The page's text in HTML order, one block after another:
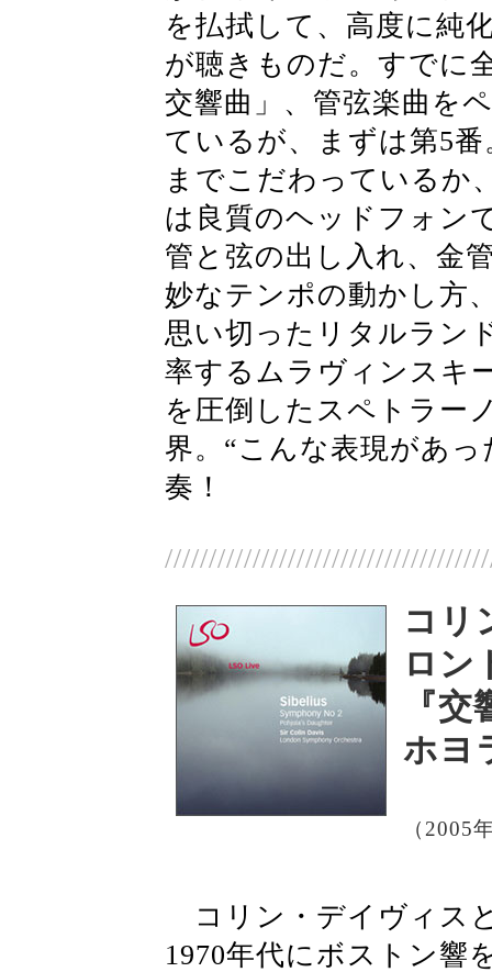
を払拭して、高度に純
が聴きものだ。すでに
交響曲」、管弦楽曲を
ているが、まずは第5
までこだわっているか
は良質のヘッドフォン
管と弦の出し入れ、金
妙なテンポの動かし方
思い切ったリタルラン
率するムラヴィンスキ
を圧倒したスペトラー
界。“こんな表現があ
奏！
コリ
ロン
『
ホヨ
（2005
コリン・デイヴィス
1970年代にボストン響